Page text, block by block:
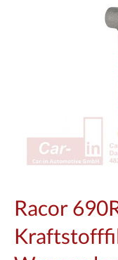
Racor